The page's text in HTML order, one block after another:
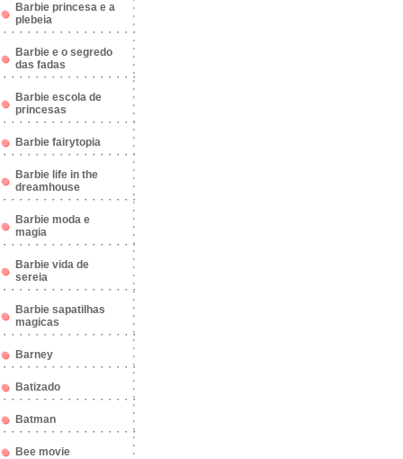
Barbie princesa e a
plebeia
Barbie e o segredo
das fadas
Barbie escola de
princesas
Barbie fairytopia
Barbie life in the
dreamhouse
Barbie moda e
magia
Barbie vida de
sereia
Barbie sapatilhas
magicas
Barney
Batizado
Batman
Bee movie